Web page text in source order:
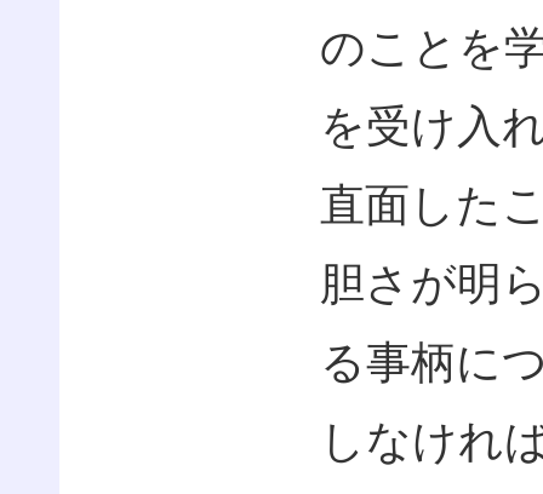
のことを
を受け入
直面した
胆さが明
る事柄に
しなけれ